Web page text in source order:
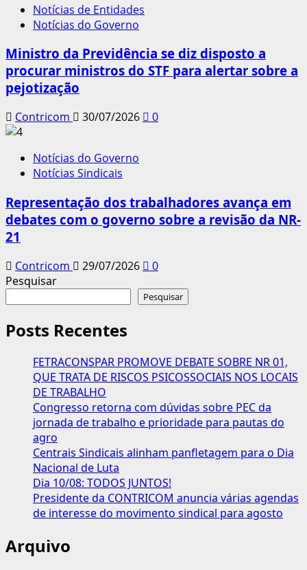
Notícias de Entidades
Notícias do Governo
Ministro da Previdência se diz disposto a
procurar ministros do STF para alertar sobre a
pejotização
Contricom 30/07/2026 0
Notícias do Governo
Notícias Sindicais
Representação dos trabalhadores avança em
debates com o governo sobre a revisão da NR-
21
Contricom 29/07/2026
0
Pesquisar
Pesquisar
Posts Recentes
FETRACONSPAR PROMOVE DEBATE SOBRE NR 01,
QUE TRATA DE RISCOS PSICOSSOCIAIS NOS LOCAIS
DE TRABALHO
Congresso retorna com dúvidas sobre PEC da
jornada de trabalho e prioridade para pautas do
agro
Centrais Sindicais alinham panfletagem para o Dia
Nacional de Luta
Dia 10/08: TODOS JUNTOS!
Presidente da CONTRICOM anuncia várias agendas
de interesse do movimento sindical para agosto
Arquivo